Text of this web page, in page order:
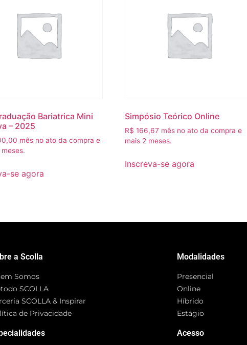
Bariatrica Mini
– 2025
mês no ato da compra e
meses.
se agora
Simpósio Teórico Online
R$ 166,67 mês no ato da compra e
mais 2 meses.
Inscreva-se agora
a Scolla
Somos
SCOLLA
SCOLLA & Inspirar
de Privacidade
Modalidades
Presencial
Online
Híbrido
Estágio
Acesso